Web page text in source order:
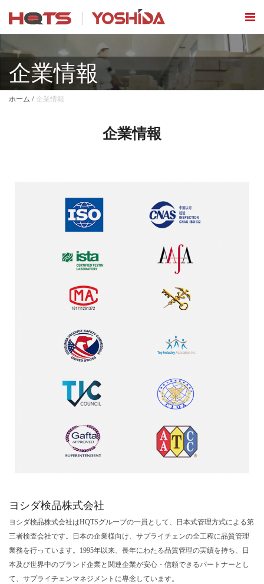
企業情報
ホーム / 企業情報
企業情報
ヨシダ検品株式会社
ヨシダ検品株式会社はHQTSグループの一員として、日本式管理方式による第
三者検査会社です。日本の企業様向け、サプライチェンの全工程に品質管理
業務を行っています。1995年以来、長年にわたる品質管理の実績を持ち、日
本及び世界中のブランド企業と関連企業が安心・信頼できるパートナーとし
て、サプライチェンマネジメントに専念しています。